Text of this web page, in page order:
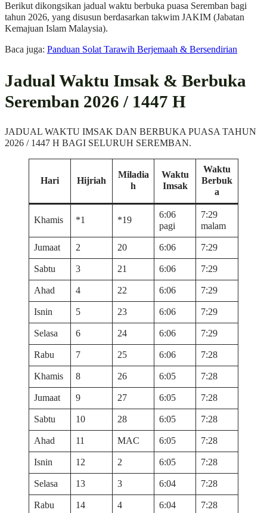
Berikut dikongsikan jadual waktu berbuka puasa Seremban bagi
tahun 2026, yang disusun berdasarkan takwim JAKIM (Jabatan
Kemajuan Islam Malaysia).
Baca juga: Panduan Solat Tarawih Berjemaah & Bersendirian
Jadual Waktu Imsak & Berbuka
Seremban 2026 / 1447 H
JADUAL WAKTU IMSAK DAN BERBUKA PUASA TAHUN
2026 / 1447 H BAGI SELURUH SEREMBAN.
Hari Hijriah
Miladia
h
Waktu
Imsak
Waktu
Berbuk
a
Khamis *1 *19
6:06
pagi
7:29
malam
Jumaat
2 20 6:06
7:29
Sabtu
3 21 6:06
7:29
Ahad
4 22 6:06
7:29
Isnin
5 23 6:06
7:29
Selasa
6 24 6:06
7:29
Rabu
7 25 6:06
7:28
Khamis
8 26 6:05
7:28
Jumaat
9 27 6:05
7:28
Sabtu
10 28 6:05
7:28
Ahad
11 MAC 6:05
7:28
Isnin
12 2 6:05
7:28
Selasa
13 3 6:04
7:28
Rabu
14 4 6:04
7:28